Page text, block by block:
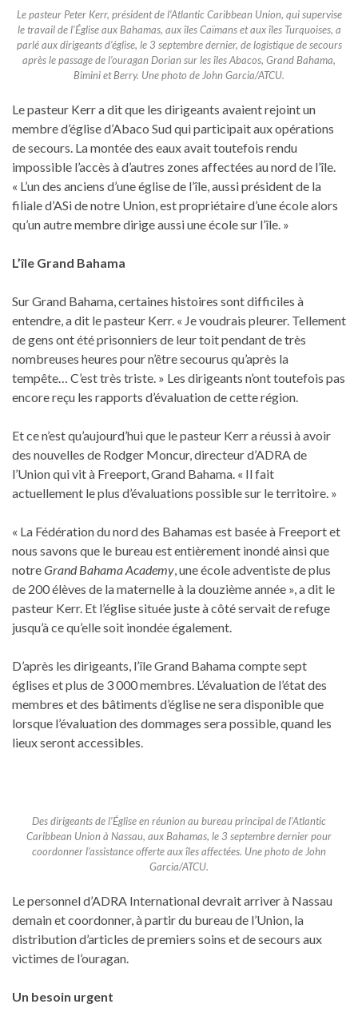
Le pasteur Peter Kerr, président de l’Atlantic Caribbean Union, qui supervise
le travail de l’Église aux Bahamas, aux îles Caïmans et aux îles Turquoises, a
parlé aux dirigeants d’église, le 3 septembre dernier, de logistique de secours
après le passage de l’ouragan Dorian sur les îles Abacos, Grand Bahama,
Bimini et Berry. Une photo de John Garcia/ATCU.
Le pasteur Kerr a dit que les dirigeants avaient rejoint un
membre d’église d’Abaco Sud qui participait aux opérations
de secours. La montée des eaux avait toutefois rendu
impossible l’accès à d’autres zones affectées au nord de l’île.
« L’un des anciens d’une église de l’île, aussi président de la
filiale d’ASi de notre Union, est propriétaire d’une école alors
qu’un autre membre dirige aussi une école sur l’île. »
L’île Grand Bahama
Sur Grand Bahama, certaines histoires sont difficiles à
entendre, a dit le pasteur Kerr. « Je voudrais pleurer. Tellement
de gens ont été prisonniers de leur toit pendant de très
nombreuses heures pour n’être secourus qu’après la
tempête… C’est très triste. » Les dirigeants n’ont toutefois pas
encore reçu les rapports d’évaluation de cette région.
Et ce n’est qu’aujourd’hui que le pasteur Kerr a réussi à avoir
des nouvelles de Rodger Moncur, directeur d’ADRA de
l’Union qui vit à Freeport, Grand Bahama. « Il fait
actuellement le plus d’évaluations possible sur le territoire. »
« La Fédération du nord des Bahamas est basée à Freeport et
nous savons que le bureau est entièrement inondé ainsi que
notreGrand Bahama Academy, une école adventiste de plus
de 200 élèves de la maternelle à la douzième année », a dit le
pasteur Kerr. Et l’église située juste à côté servait de refuge
jusqu’à ce qu’elle soit inondée également.
D’après les dirigeants, l’île Grand Bahama compte sept
églises et plus de 3 000 membres. L’évaluation de l’état des
membres et des bâtiments d’église ne sera disponible que
lorsque l’évaluation des dommages sera possible, quand les
lieux seront accessibles.
Des dirigeants de l’Église en réunion au bureau principal de l’Atlantic
Caribbean Union à Nassau, aux Bahamas, le 3 septembre dernier pour
coordonner l’assistance offerte aux îles affectées. Une photo de John
Garcia/ATCU.
Le personnel d’ADRA International devrait arriver à Nassau
demain et coordonner, à partir du bureau de l’Union, la
distribution d’articles de premiers soins et de secours aux
victimes de l’ouragan.
Un besoin urgent